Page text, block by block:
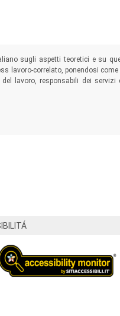
sugli aspetti teoretici e su
lavoro-correlato, ponendosi
lavoro, responsabili dei servizi